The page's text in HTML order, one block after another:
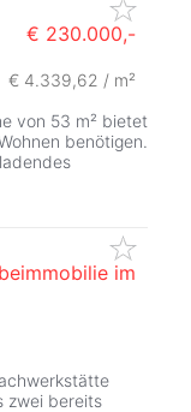
€ 230.000,-
€ 4.339,62 / m²
von 53 m² bietet
benötigen.
im
zwei bereits